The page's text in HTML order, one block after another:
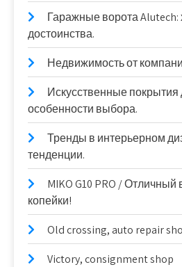
Гаражные ворота Alutech:
достоинства.
Недвижимость от
Искусственные покрытия
особенности выбора.
Тренды в интерьерном
тенденции.
MIKO G10 PRO / Отличный
копейки!
Old crossing, auto repair
Victory, consignment shop